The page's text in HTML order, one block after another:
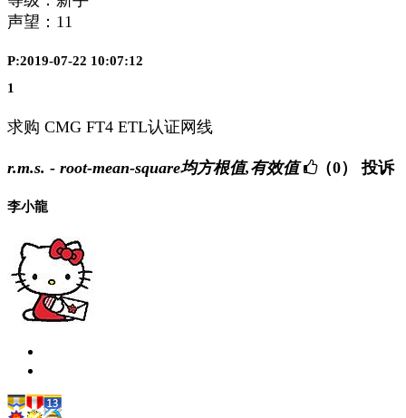
声望： 11
P:2019-07-22 10:07:12
1
求购 CMG FT4 ETL认证网线
r.m.s. - root-mean-square均方根值,有效值 （0） 投诉
李小龍